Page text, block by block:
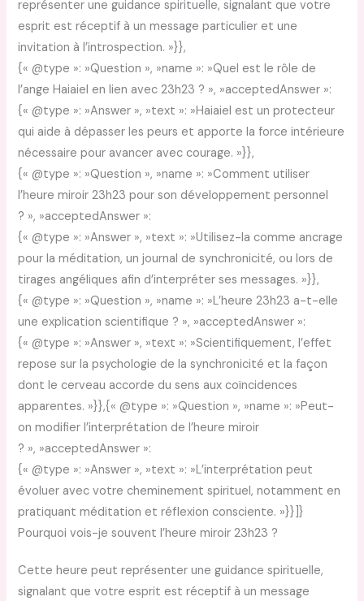
représenter une guidance spirituelle, signalant que votre
esprit est réceptif à un message particulier et une
invitation à l’introspection. »}},
{« @type »: »Question », »name »: »Quel est le rôle de
l’ange Haiaiel en lien avec 23h23 ? », »acceptedAnswer »:
{« @type »: »Answer », »text »: »Haiaiel est un protecteur
qui aide à dépasser les peurs et apporte la force intérieure
nécessaire pour avancer avec courage. »}},
{« @type »: »Question », »name »: »Comment utiliser
l’heure miroir 23h23 pour son développement personnel
? », »acceptedAnswer »:
{« @type »: »Answer », »text »: »Utilisez-la comme ancrage
pour la méditation, un journal de synchronicité, ou lors de
tirages angéliques afin d’interpréter ses messages. »}},
{« @type »: »Question », »name »: »L’heure 23h23 a-t-elle
une explication scientifique ? », »acceptedAnswer »:
{« @type »: »Answer », »text »: »Scientifiquement, l’effet
repose sur la psychologie de la synchronicité et la façon
dont le cerveau accorde du sens aux coïncidences
apparentes. »}},{« @type »: »Question », »name »: »Peut-
on modifier l’interprétation de l’heure miroir
? », »acceptedAnswer »:
{« @type »: »Answer », »text »: »L’interprétation peut
évoluer avec votre cheminement spirituel, notamment en
pratiquant méditation et réflexion consciente. »}}]}
Pourquoi vois-je souvent l’heure miroir 23h23 ?
Cette heure peut représenter une guidance spirituelle,
signalant que votre esprit est réceptif à un message